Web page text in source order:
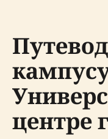
центре